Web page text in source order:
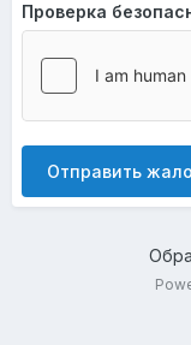
Проверка
Отправить